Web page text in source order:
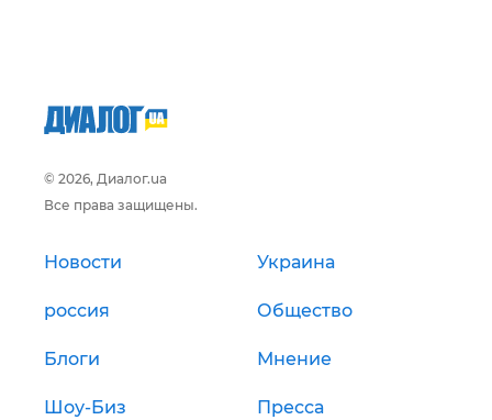
© 2026, Диалог.ua
Все права защищены.
Новости Украина
россия Общество
Блоги Мнение
Шоу-Биз Пресса